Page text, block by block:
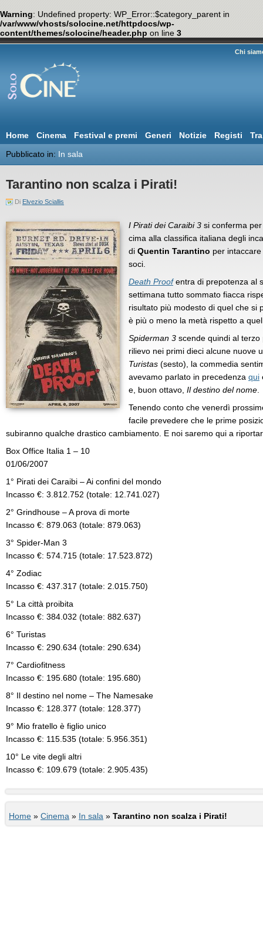
Warning: Undefined property: WP_Error::$category_parent in
/var/www/vhosts/solocine.net/httpdocs/wp-
content/themes/solocine/header.php on line 3
Chi
Home Cinema Festival e premi Generi Notizie Registi
Pubblicato in: In sala
Tarantino non scalza i Pirati!
Di Elvezio Sciallis
I Pirati dei Caraibi 3 si conferma
cima alla classifica italiana degli
di Quentin Tarantino per
soci.
Death Proofentra di prepotenza al
settimana tutto sommato fiacca
risultato più modesto di quel che si
è più o meno la metà rispetto a
Spiderman 3 scende quindi al
rilievo nei primi dieci alcune nuove
Turistas (sesto), la commedia
avevamo parlato in precedenza qui
e, buon ottavo, Il destino del nome
Tenendo conto che venerdì
facile prevedere che le prime
subiranno qualche drastico cambiamento. E noi saremo qui a
Box Office Italia 1 – 10
01/06/2007
1° Pirati dei Caraibi – Ai confini del mondo
Incasso €: 3.812.752 (totale: 12.741.027)
2° Grindhouse – A prova di morte
Incasso €: 879.063 (totale: 879.063)
3° Spider-Man 3
Incasso €: 574.715 (totale: 17.523.872)
4° Zodiac
Incasso €: 437.317 (totale: 2.015.750)
5° La città proibita
Incasso €: 384.032 (totale: 882.637)
6° Turistas
Incasso €: 290.634 (totale: 290.634)
7° Cardiofitness
Incasso €: 195.680 (totale: 195.680)
8° Il destino nel nome – The Namesake
Incasso €: 128.377 (totale: 128.377)
9° Mio fratello è figlio unico
Incasso €: 115.535 (totale: 5.956.351)
10° Le vite degli altri
Incasso €: 109.679 (totale: 2.905.435)
Home » Cinema » In sala » Tarantino non scalza i Pirati!